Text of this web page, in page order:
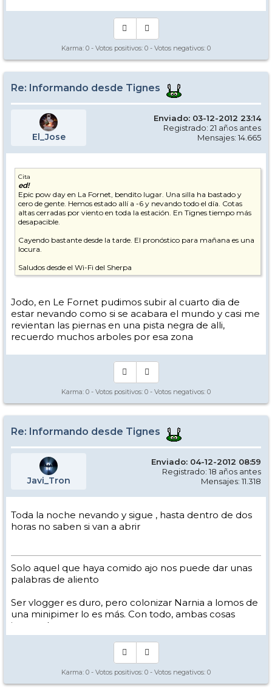
Karma: 0 - Votos positivos: 0 - Votos negativos: 0
Re: Informando desde Tignes
El_Jose
Enviado: 03-12-2012 23:14
Registrado: 21 años antes
Mensajes: 14.665
Cita
ed!
Epic pow day en La Fornet, bendito lugar. Una silla ha bastado y
cero de gente. Hemos estado allí a -6 y nevando todo el día. Cotas
altas cerradas por viento en toda la estación. En Tignes tiempo más
desapacible.
Cayendo bastante desde la tarde. El pronóstico para mañana es una
locura.
Saludos desde el Wi-Fi del Sherpa
Jodo, en Le Fornet pudimos subir al cuarto dia de
estar nevando como si se acabara el mundo y casi me
revientan las piernas en una pista negra de alli,
recuerdo muchos arboles por esa zona
Karma: 0 - Votos positivos: 0 - Votos negativos: 0
Re: Informando desde Tignes
Javi_Tron
Enviado: 04-12-2012 08:59
Registrado: 18 años antes
Mensajes: 11.318
Toda la noche nevando y sigue , hasta dentro de dos
horas no saben si van a abrir
Solo aquel que haya comido ajo nos puede dar unas
palabras de aliento
Ser vlogger es duro, pero colonizar Narnia a lomos de
una minipimer lo es más. Con todo, ambas cosas
intento hacer.
Yo hago esquí extremo : voy de extremo a extremo
Los caminos del esquí son inescrotables ...
Karma: 0 - Votos positivos: 0 - Votos negativos: 0